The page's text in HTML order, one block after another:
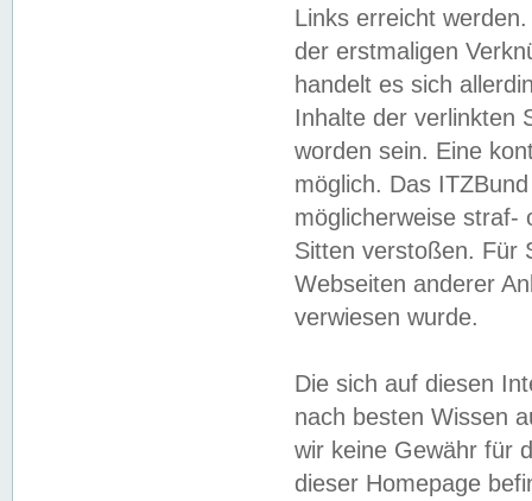
Links erreicht
der erstmaligen
handelt es sich
Inhalte der verlinkten
worden sein. Eine
möglich. Das
möglicherweise straf-
Sitten verstoßen. Für
Webseiten anderer
verwiesen wurde.
Die sich auf diesen
nach besten Wissen
wir keine Gewähr für
dieser Homepage